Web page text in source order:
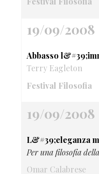
19/09/2008
Abbasso
Terry Eagleton
Festival Filosofia
19/09/2008
L&#39;eleganza
Per una filosofia
Omar Calabrese